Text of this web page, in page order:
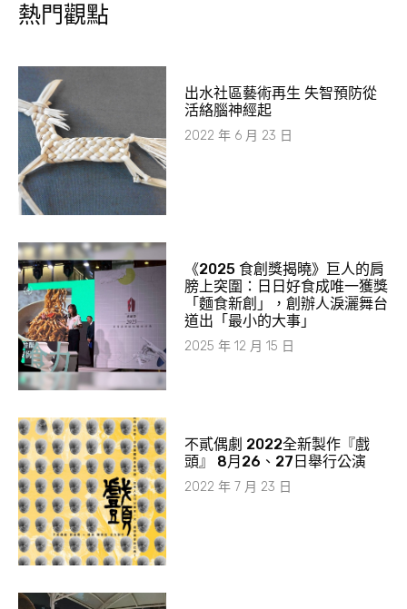
熱門觀點
出水社區藝術再生 失智預防從
活絡腦神經起
2022 年 6 月 23 日
《2025 食創獎揭曉》巨人的肩
膀上突圍：日日好食成唯一獲獎
「麵食新創」，創辦人淚灑舞台
道出「最小的大事」
2025 年 12 月 15 日
不貳偶劇 2022全新製作『戲
頭』 8月26、27日舉行公演
2022 年 7 月 23 日